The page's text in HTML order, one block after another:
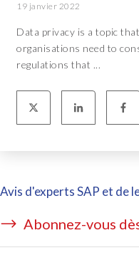
19 janvier 2022
Data privacy is a topic
organisations need to
regulations that ...
Avis d'experts SAP et de
Abonnez-vous